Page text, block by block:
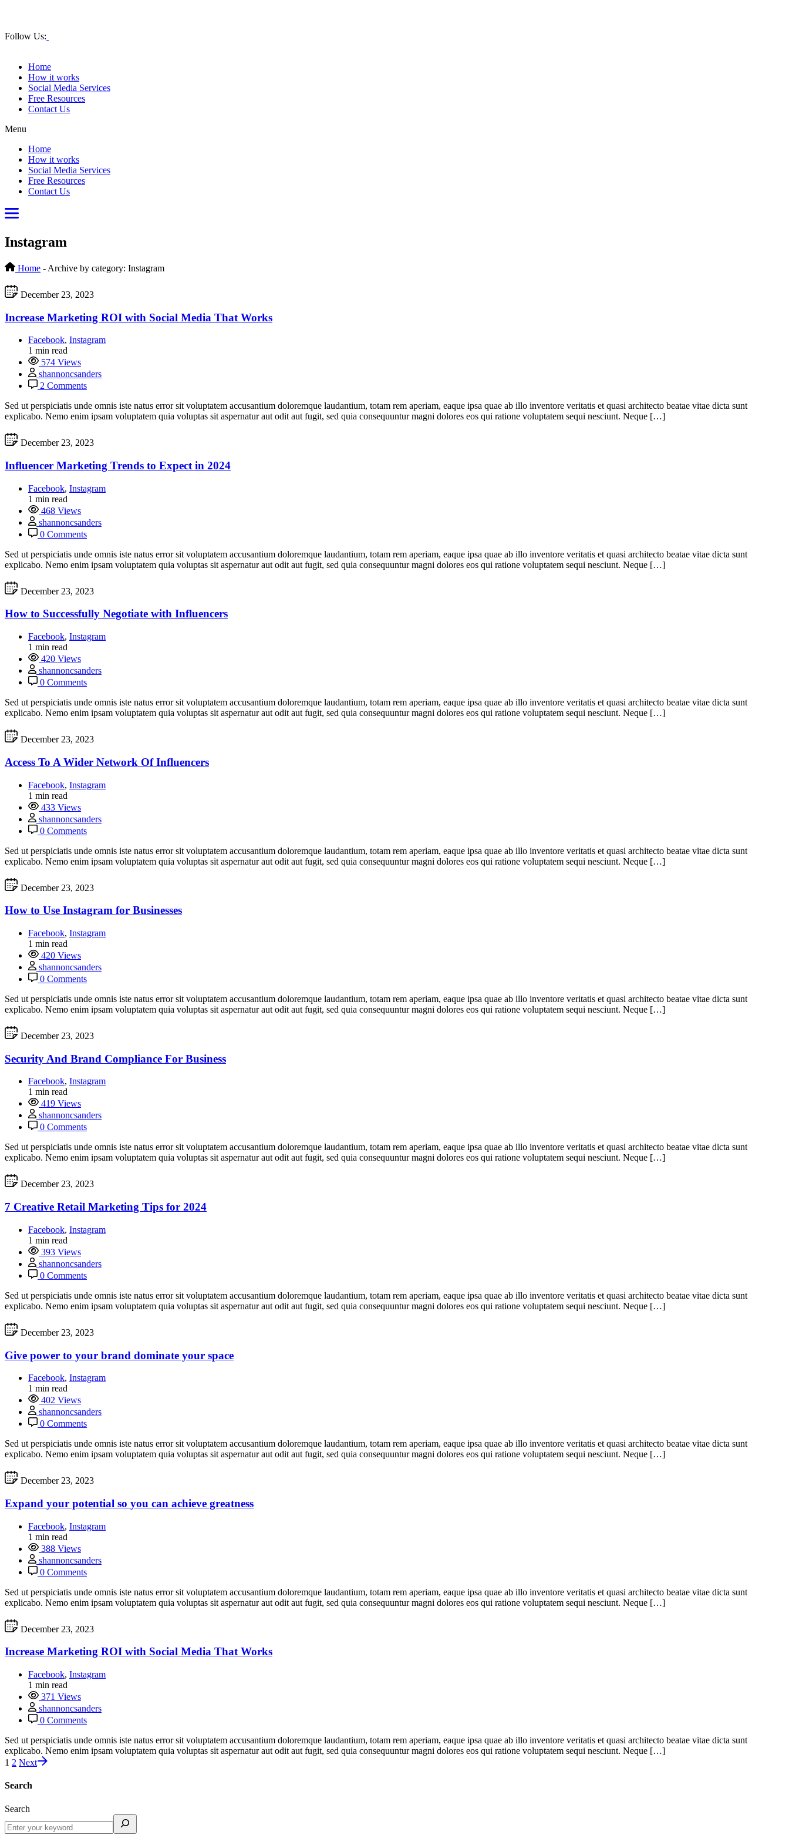
Follow Us:
Home
How it works
Social Media Services
Free Resources
Contact Us
Menu
Home
How it works
Social Media Services
Free Resources
Contact Us
Instagram
Home - Archive by category: Instagram
December 23, 2023
Increase Marketing ROI with Social Media That Works
Facebook, Instagram
1 min read
574 Views
shannoncsanders
2 Comments
Sed ut perspiciatis unde omnis iste natus error sit voluptatem accusantium doloremque laudantium, totam rem aperiam, eaque ipsa quae ab illo inventore veritatis et quasi architecto beatae vitae dicta sunt
explicabo. Nemo enim ipsam voluptatem quia voluptas sit aspernatur aut odit aut fugit, sed quia consequuntur magni dolores eos qui ratione voluptatem sequi nesciunt. Neque […]
December 23, 2023
Influencer Marketing Trends to Expect in 2024
Facebook, Instagram
1 min read
468 Views
shannoncsanders
0 Comments
Sed ut perspiciatis unde omnis iste natus error sit voluptatem accusantium doloremque laudantium, totam rem aperiam, eaque ipsa quae ab illo inventore veritatis et quasi architecto beatae vitae dicta sunt
explicabo. Nemo enim ipsam voluptatem quia voluptas sit aspernatur aut odit aut fugit, sed quia consequuntur magni dolores eos qui ratione voluptatem sequi nesciunt. Neque […]
December 23, 2023
How to Successfully Negotiate with Influencers
Facebook, Instagram
1 min read
420 Views
shannoncsanders
0 Comments
Sed ut perspiciatis unde omnis iste natus error sit voluptatem accusantium doloremque laudantium, totam rem aperiam, eaque ipsa quae ab illo inventore veritatis et quasi architecto beatae vitae dicta sunt
explicabo. Nemo enim ipsam voluptatem quia voluptas sit aspernatur aut odit aut fugit, sed quia consequuntur magni dolores eos qui ratione voluptatem sequi nesciunt. Neque […]
December 23, 2023
Access To A Wider Network Of Influencers
Facebook, Instagram
1 min read
433 Views
shannoncsanders
0 Comments
Sed ut perspiciatis unde omnis iste natus error sit voluptatem accusantium doloremque laudantium, totam rem aperiam, eaque ipsa quae ab illo inventore veritatis et quasi architecto beatae vitae dicta sunt
explicabo. Nemo enim ipsam voluptatem quia voluptas sit aspernatur aut odit aut fugit, sed quia consequuntur magni dolores eos qui ratione voluptatem sequi nesciunt. Neque […]
December 23, 2023
How to Use Instagram for Businesses
Facebook, Instagram
1 min read
420 Views
shannoncsanders
0 Comments
Sed ut perspiciatis unde omnis iste natus error sit voluptatem accusantium doloremque laudantium, totam rem aperiam, eaque ipsa quae ab illo inventore veritatis et quasi architecto beatae vitae dicta sunt
explicabo. Nemo enim ipsam voluptatem quia voluptas sit aspernatur aut odit aut fugit, sed quia consequuntur magni dolores eos qui ratione voluptatem sequi nesciunt. Neque […]
December 23, 2023
Security And Brand Compliance For Business
Facebook, Instagram
1 min read
419 Views
shannoncsanders
0 Comments
Sed ut perspiciatis unde omnis iste natus error sit voluptatem accusantium doloremque laudantium, totam rem aperiam, eaque ipsa quae ab illo inventore veritatis et quasi architecto beatae vitae dicta sunt
explicabo. Nemo enim ipsam voluptatem quia voluptas sit aspernatur aut odit aut fugit, sed quia consequuntur magni dolores eos qui ratione voluptatem sequi nesciunt. Neque […]
December 23, 2023
7 Creative Retail Marketing Tips for 2024
Facebook, Instagram
1 min read
393 Views
shannoncsanders
0 Comments
Sed ut perspiciatis unde omnis iste natus error sit voluptatem accusantium doloremque laudantium, totam rem aperiam, eaque ipsa quae ab illo inventore veritatis et quasi architecto beatae vitae dicta sunt
explicabo. Nemo enim ipsam voluptatem quia voluptas sit aspernatur aut odit aut fugit, sed quia consequuntur magni dolores eos qui ratione voluptatem sequi nesciunt. Neque […]
December 23, 2023
Give power to your brand dominate your space
Facebook, Instagram
1 min read
402 Views
shannoncsanders
0 Comments
Sed ut perspiciatis unde omnis iste natus error sit voluptatem accusantium doloremque laudantium, totam rem aperiam, eaque ipsa quae ab illo inventore veritatis et quasi architecto beatae vitae dicta sunt
explicabo. Nemo enim ipsam voluptatem quia voluptas sit aspernatur aut odit aut fugit, sed quia consequuntur magni dolores eos qui ratione voluptatem sequi nesciunt. Neque […]
December 23, 2023
Expand your potential so you can achieve greatness
Facebook, Instagram
1 min read
388 Views
shannoncsanders
0 Comments
Sed ut perspiciatis unde omnis iste natus error sit voluptatem accusantium doloremque laudantium, totam rem aperiam, eaque ipsa quae ab illo inventore veritatis et quasi architecto beatae vitae dicta sunt
explicabo. Nemo enim ipsam voluptatem quia voluptas sit aspernatur aut odit aut fugit, sed quia consequuntur magni dolores eos qui ratione voluptatem sequi nesciunt. Neque […]
December 23, 2023
Increase Marketing ROI with Social Media That Works
Facebook, Instagram
1 min read
371 Views
shannoncsanders
0 Comments
Sed ut perspiciatis unde omnis iste natus error sit voluptatem accusantium doloremque laudantium, totam rem aperiam, eaque ipsa quae ab illo inventore veritatis et quasi architecto beatae vitae dicta sunt
explicabo. Nemo enim ipsam voluptatem quia voluptas sit aspernatur aut odit aut fugit, sed quia consequuntur magni dolores eos qui ratione voluptatem sequi nesciunt. Neque […]
1 2 Next
Search
Search